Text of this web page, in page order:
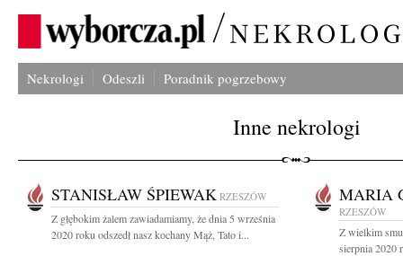
Nekrologi Odeszli Poradnik pogrzebowy
Inne nekrologi
STANISŁAW ŚPIEWAK RZESZÓW
Z głębokim żalem zawiadamiamy, że dnia 5 września
2020 roku odszedł nasz kochany Mąż, Tato i...
MARIA
RZESZÓW
Z wielkim
sierpnia 2020